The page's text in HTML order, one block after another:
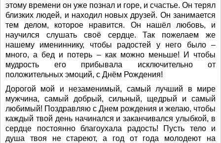
этому времени он уже познал и горе, и счастье. Он терял
близких людей, и находил новых друзей. Он занимается
тем делом, которое нравится. Он нашёл любовь, и
научился слушать своё сердце. Так пожелаем же
нашему имениннику, чтобы радостей у него было –
много, а бед и потерь – как можно меньше! И чтобы
мудрость его прибывала исключительно от
положительных эмоций, с Днём Рождения!
Дорогой мой и незаменимый, самый лучший в мире
мужчина, самый добрый, сильный, щедрый и самый
любимый! Поздравляю с Днем рождения и желаю, чтобы
каждый твой день начинался и заканчивался улыбкой, в
сердце постоянно благоухала радость! Пусть тело и
душа твоя не стареют, а год от года молодеют на